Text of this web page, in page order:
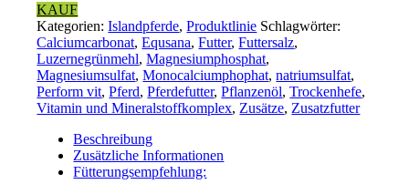
KAUF
Kategorien:Islandpferde,Produktlinie Schlagwörter:
Calciumcarbonat,Equsana,Futter,Futtersalz,
Luzernegrünmehl,Magnesiumphosphat,
Magnesiumsulfat,Monocalciumphophat,natriumsulfat,
Perform vit,Pferd,Pferdefutter,Pflanzenöl,Trockenhefe,
Vitamin und Mineralstoffkomplex, Zusätze, Zusatzfutter
Beschreibung
Zusätzliche Informationen
Fütterungsempfehlung: